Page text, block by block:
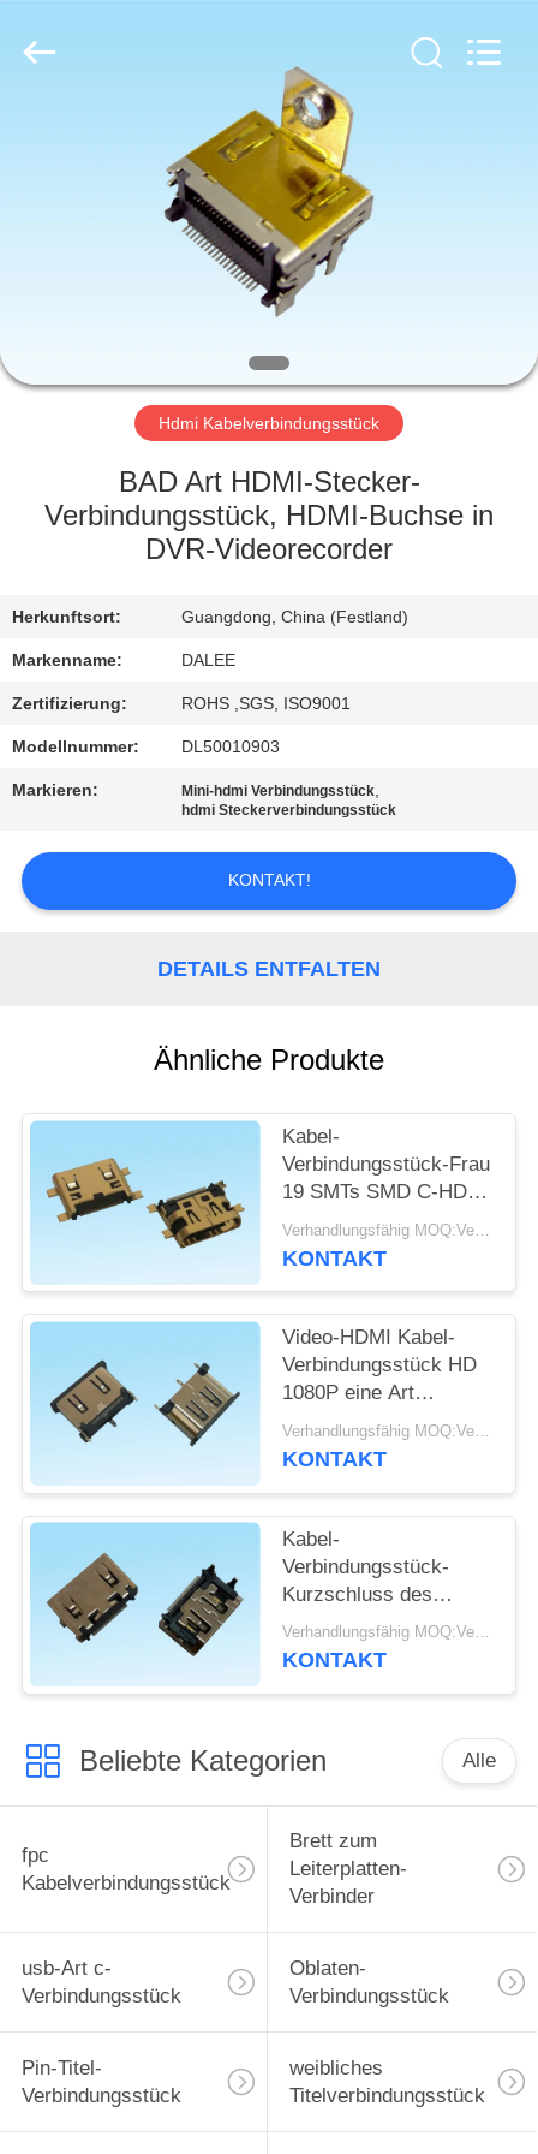
PRODUKTE
FABRIK-
AUSFLUG
QUALITÄTSKONTROLLE
SIE
MIT
UNS
IN
VERBINDUNG
FORDERN
SIE
SITEMAP
PRIVACY
Rights
Reserved.
Hdmi Kabelverbindungsstück
BAD Art HDMI-Stecker-
Verbindungsstück, HDMI-Buchse in
DVR-Videorecorder
Herkunftsort: Guangdong, China (Festland)
Markenname: DALEE
Zertifizierung: ROHS ,SGS, ISO9001
Modellnummer: DL50010903
Markieren: Mini-hdmi Verbindungsstück,
hdmi Steckerverbindungsstück
KONTAKT!
DETAILS ENTFALTEN
Ähnliche Produkte
Kabel-
Verbindungsstück-Frau
19 SMTs SMD C-HDMI
Pin-Gold überzogen für
PWB
Verhandlungsfähig MOQ:Verhandelbar
KONTAKT
Video-HDMI Kabel-
Verbindungsstück HD
1080P eine Art
vertikaler Frau 19 Pin
SMD SMT
Verhandlungsfähig MOQ:Verhandelbar
KONTAKT
Kabel-
Verbindungsstück-
Kurzschluss des
Überzug-Material-
HDMI eine Art Bad 19
Verhandlungsfähig MOQ:Verhandelbar
KONTAKT
Beliebte Kategorien Alle
fpc
Kabelverbindungsstück
Brett zum
Leiterplatten-
Verbinder
usb-Art c-
Verbindungsstück
Oblaten-
Verbindungsstück
Pin-Titel-
Verbindungsstück
weibliches
Titelverbindungsstück